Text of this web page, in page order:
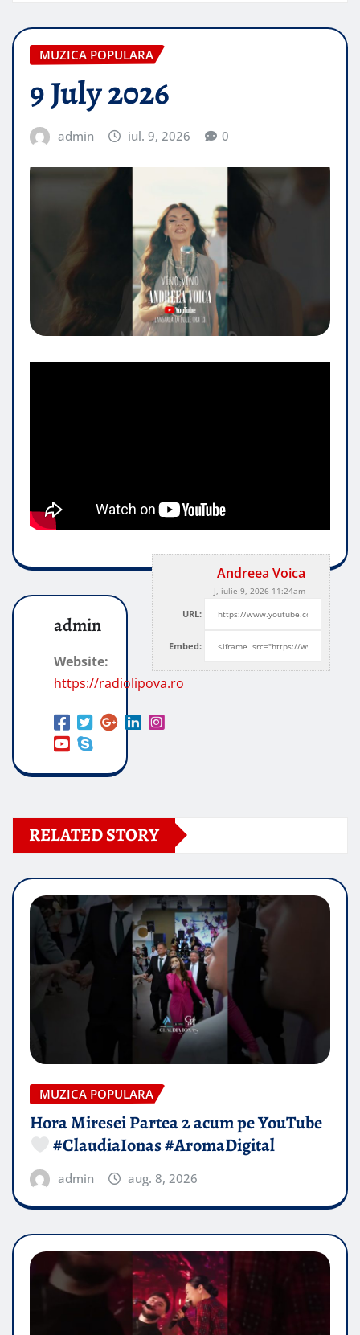
MUZICA POPULARA
9 July 2026
admin iul. 9, 2026 0
Andreea Voica
J, iulie 9, 2026 11:24am
URL:
Embed:
admin
Website:
https://radiolipova.ro
RELATED STORY
MUZICA POPULARA
Hora Miresei Partea 2 acum pe YouTube
#ClaudiaIonas #AromaDigital
admin aug. 8, 2026